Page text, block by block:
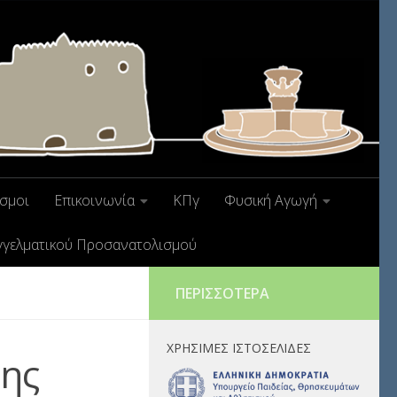
Επικοινωνία ΚΠγ Φυσική Αγωγή
Προσανατολισμού
ΠΕΡΙΣΣΌΤΕΡΑ
ΧΡΉΣΙΜΕΣ ΙΣΤΟΣΕΛΊΔΕΣ